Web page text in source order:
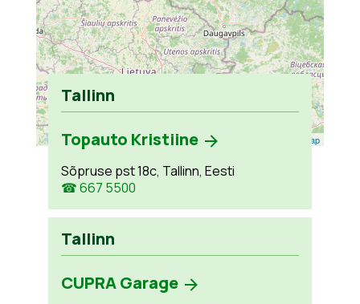
Leaflet OpenStreetMap
Tallinn
Topauto Kristiine
Sõpruse pst 18c, Tallinn, Eesti
☎ 667 5500
Tallinn
CUPRA Garage